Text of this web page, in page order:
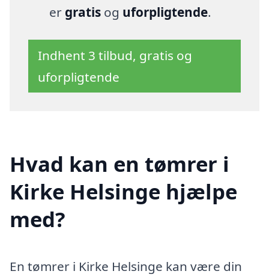
er gratisog uforpligtende.
Indhent 3 tilbud, gratis og
uforpligtende
Hvad kan en tømrer i
Kirke Helsinge hjælpe
med?
En tømrer i Kirke Helsinge kan være din